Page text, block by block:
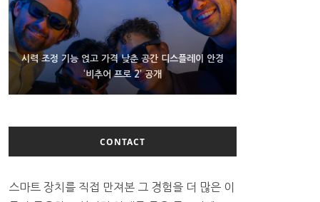
시력 조정 기능 얹고 가격 낮춘 공간 디스플레이 안경
‘비추어 프로 2’ 공개
D램 부족에 10억달러어치 아이폰18 프로세서 패키징
대기 중
300~400달러 반지형 스피커 준비하는 오픈AI
CONTACT
스마트 장치를 직접 만져본 그 경험을 더 많은 이